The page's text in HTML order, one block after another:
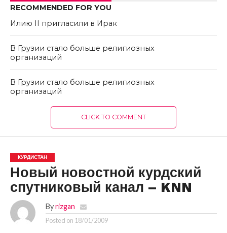
RECOMMENDED FOR YOU
Илию II пригласили в Ирак
В Грузии стало больше религиозных
организаций
В Грузии стало больше религиозных
организаций
CLICK TO COMMENT
КУРДИСТАН
Новый новостной курдский
спутниковый канал – KNN
By rizgan
Posted on 18/01/2009